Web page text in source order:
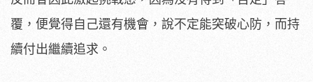
覆，便覺得自己還有機會，說不定能突破心防，而持
續付出繼續追求。